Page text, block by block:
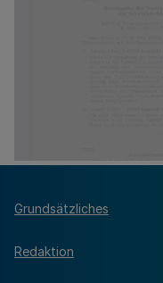
Grundsätzliches
Redaktion